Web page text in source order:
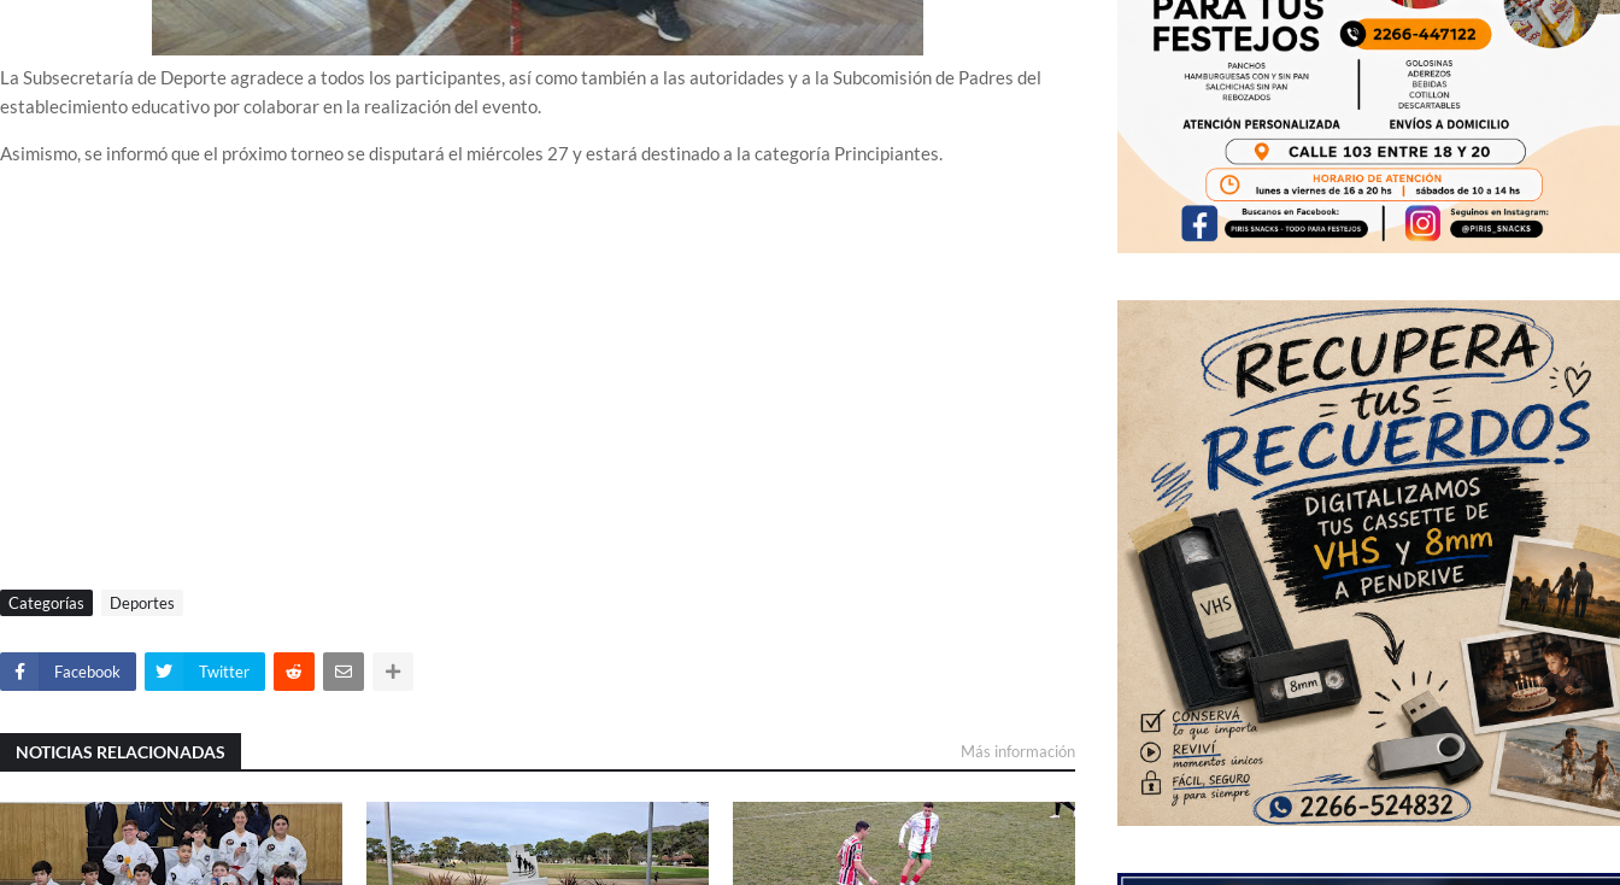
La Subsecretaría de Deporte agradece a todos los participantes, así como también a las autoridades y a la Subcomisión de Padres del
establecimiento educativo por colaborar en la realización del evento.
Asimismo, se informó que el próximo torneo se disputará el miércoles 27 y estará destinado a la categoría Principiantes.
Categorías Deportes
Facebook Twitter
NOTICIAS RELACIONADAS Más información